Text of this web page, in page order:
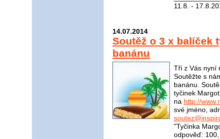
11.8. -
14.07.2014
Soutěž o 3 x balíček
banánu
Tři z Vás nyní
Soutěžte s
banánu.
tyčinek
na http://
své jméno,
"Tyčinka
odpověď: